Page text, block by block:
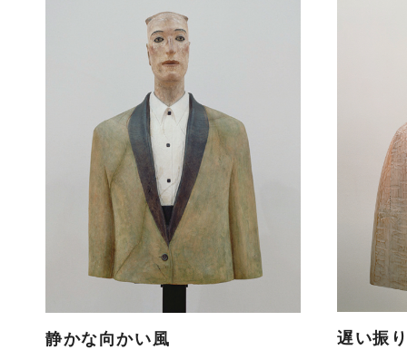
静かな向かい風 遅い振